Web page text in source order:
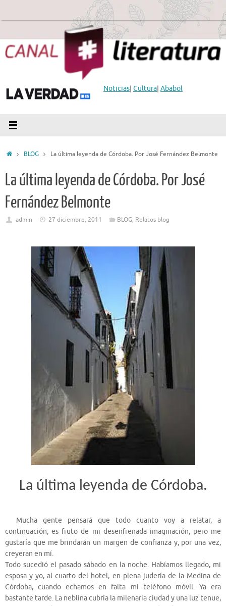
Noticias| Cultura| Ababol
InicioBLOG La última leyenda de Córdoba. Por José Fernández Belmonte
La última leyenda de Córdoba. Por José
Fernández Belmonte
admin 27 diciembre, 2011 BLOG, Relatos blog
La última leyenda de Córdoba.
Mucha gente pensará que todo cuanto voy a relatar, a
continuación, es fruto de mi desenfrenada imaginación, pero me
gustaría que me brindarán un margen de confianza y, por una vez,
creyeran en mí.
Todo sucedió el pasado sábado en la noche. Habíamos llegado, mi
esposa y yo, al cuarto del hotel, en plena judería de la Medina de
Córdoba, cuando echamos en falta mi teléfono móvil. Ya era
bastante tarde. La neblina cubría la milenaria ciudad y una luz tenue,